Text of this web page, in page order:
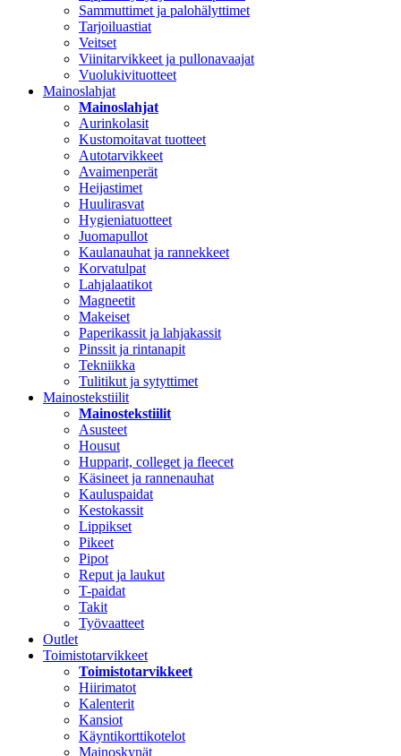
Sammuttimet ja palohälyttimet
Tarjoiluastiat
Veitset
Viinitarvikkeet ja pullonavaajat
Vuolukivituotteet
Mainoslahjat
Mainoslahjat
Aurinkolasit
Kustomoitavat tuotteet
Autotarvikkeet
Avaimenperät
Heijastimet
Huulirasvat
Hygieniatuotteet
Juomapullot
Kaulanauhat ja rannekkeet
Korvatulpat
Lahjalaatikot
Magneetit
Makeiset
Paperikassit ja lahjakassit
Pinssit ja rintanapit
Tekniikka
Tulitikut ja sytyttimet
Mainostekstiilit
Mainostekstiilit
Asusteet
Housut
Hupparit, colleget ja fleecet
Käsineet ja rannenauhat
Kauluspaidat
Kestokassit
Lippikset
Pikeet
Pipot
Reput ja laukut
T-paidat
Takit
Työvaatteet
Outlet
Toimistotarvikkeet
Toimistotarvikkeet
Hiirimatot
Kalenterit
Kansiot
Käyntikorttikotelot
Mainoskynät